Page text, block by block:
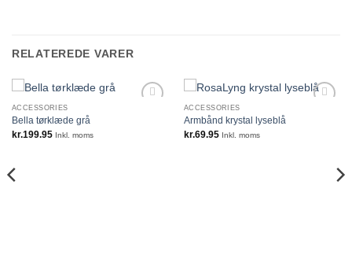
RELATEREDE VARER
ACCESSORIES
Bella tørklæde grå
kr.199.95 Inkl. moms
ACCESSORIES
Armbånd krystal lyseblå
kr.69.95 Inkl. moms